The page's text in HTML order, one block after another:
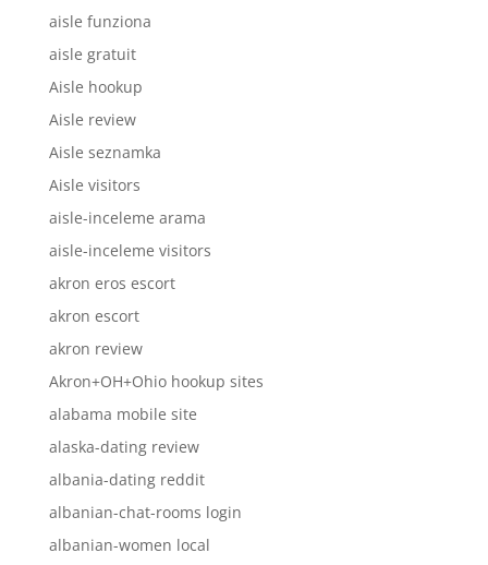
aisle funziona
aisle gratuit
Aisle hookup
Aisle review
Aisle seznamka
Aisle visitors
aisle-inceleme arama
aisle-inceleme visitors
akron eros escort
akron escort
akron review
Akron+OH+Ohio hookup sites
alabama mobile site
alaska-dating review
albania-dating reddit
albanian-chat-rooms login
albanian-women local